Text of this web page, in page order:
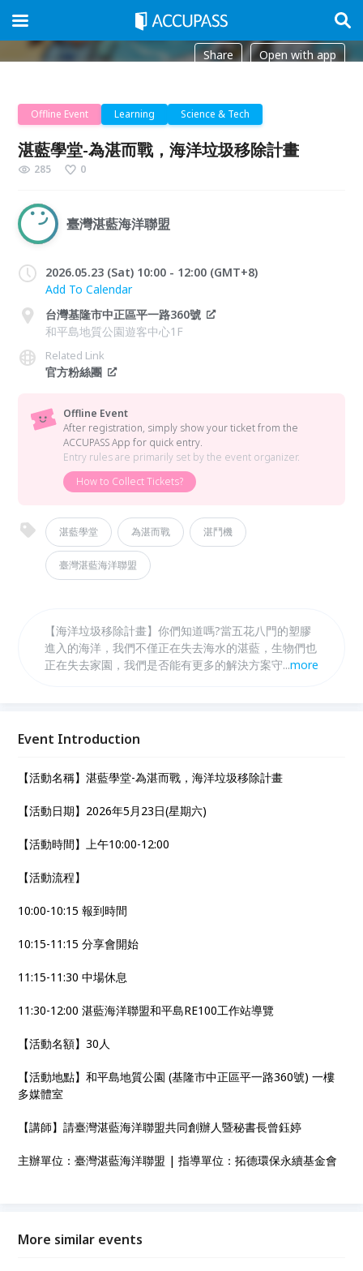
Share Open with app
Offline Event Learning Science & Tech
湛藍學堂-為湛而戰，海洋垃圾移除計畫
285 0
臺灣湛藍海洋聯盟
2026.05.23 (Sat) 10:00 - 12:00 (GMT+8)
Add To Calendar
台灣基隆市中正區平一路360號
和平島地質公園遊客中心1F
Related Link
官方粉絲團
Offline Event
After registration, simply show your ticket from the
ACCUPASS App for quick entry.
Entry rules are primarily set by the event organizer.
How to Collect Tickets?
湛藍學堂 為湛而戰 湛鬥機
臺灣湛藍海洋聯盟
【海洋垃圾移除計畫】你們知道嗎?當五花八門的塑膠
進入的海洋，我們不僅正在失去海水的湛藍，生物們也
正在失去家園，我們是否能有更多的解決方案守護海洋
鬥機」又完成了那些事。想了解更多，手刀報名!!!
...more
Event Introduction
【活動名稱】湛藍學堂-為湛而戰，海洋垃圾移除計畫
【活動日期】2026年5月23日(星期六)
【活動時間】上午10:00-12:00
【活動流程】
10:00-10:15 報到時間
10:15-11:15 分享會開始
11:15-11:30 中場休息
11:30-12:00 湛藍海洋聯盟和平島RE100工作站導覽
【活動名額】30人
【活動地點】和平島地質公園 (基隆市中正區平一路360號) 一樓
多媒體室
【講師】請臺灣湛藍海洋聯盟共同創辦人暨秘書長曾鈺婷
主辦單位：臺灣湛藍海洋聯盟 | 指導單位：拓德環保永續基金會
More similar events